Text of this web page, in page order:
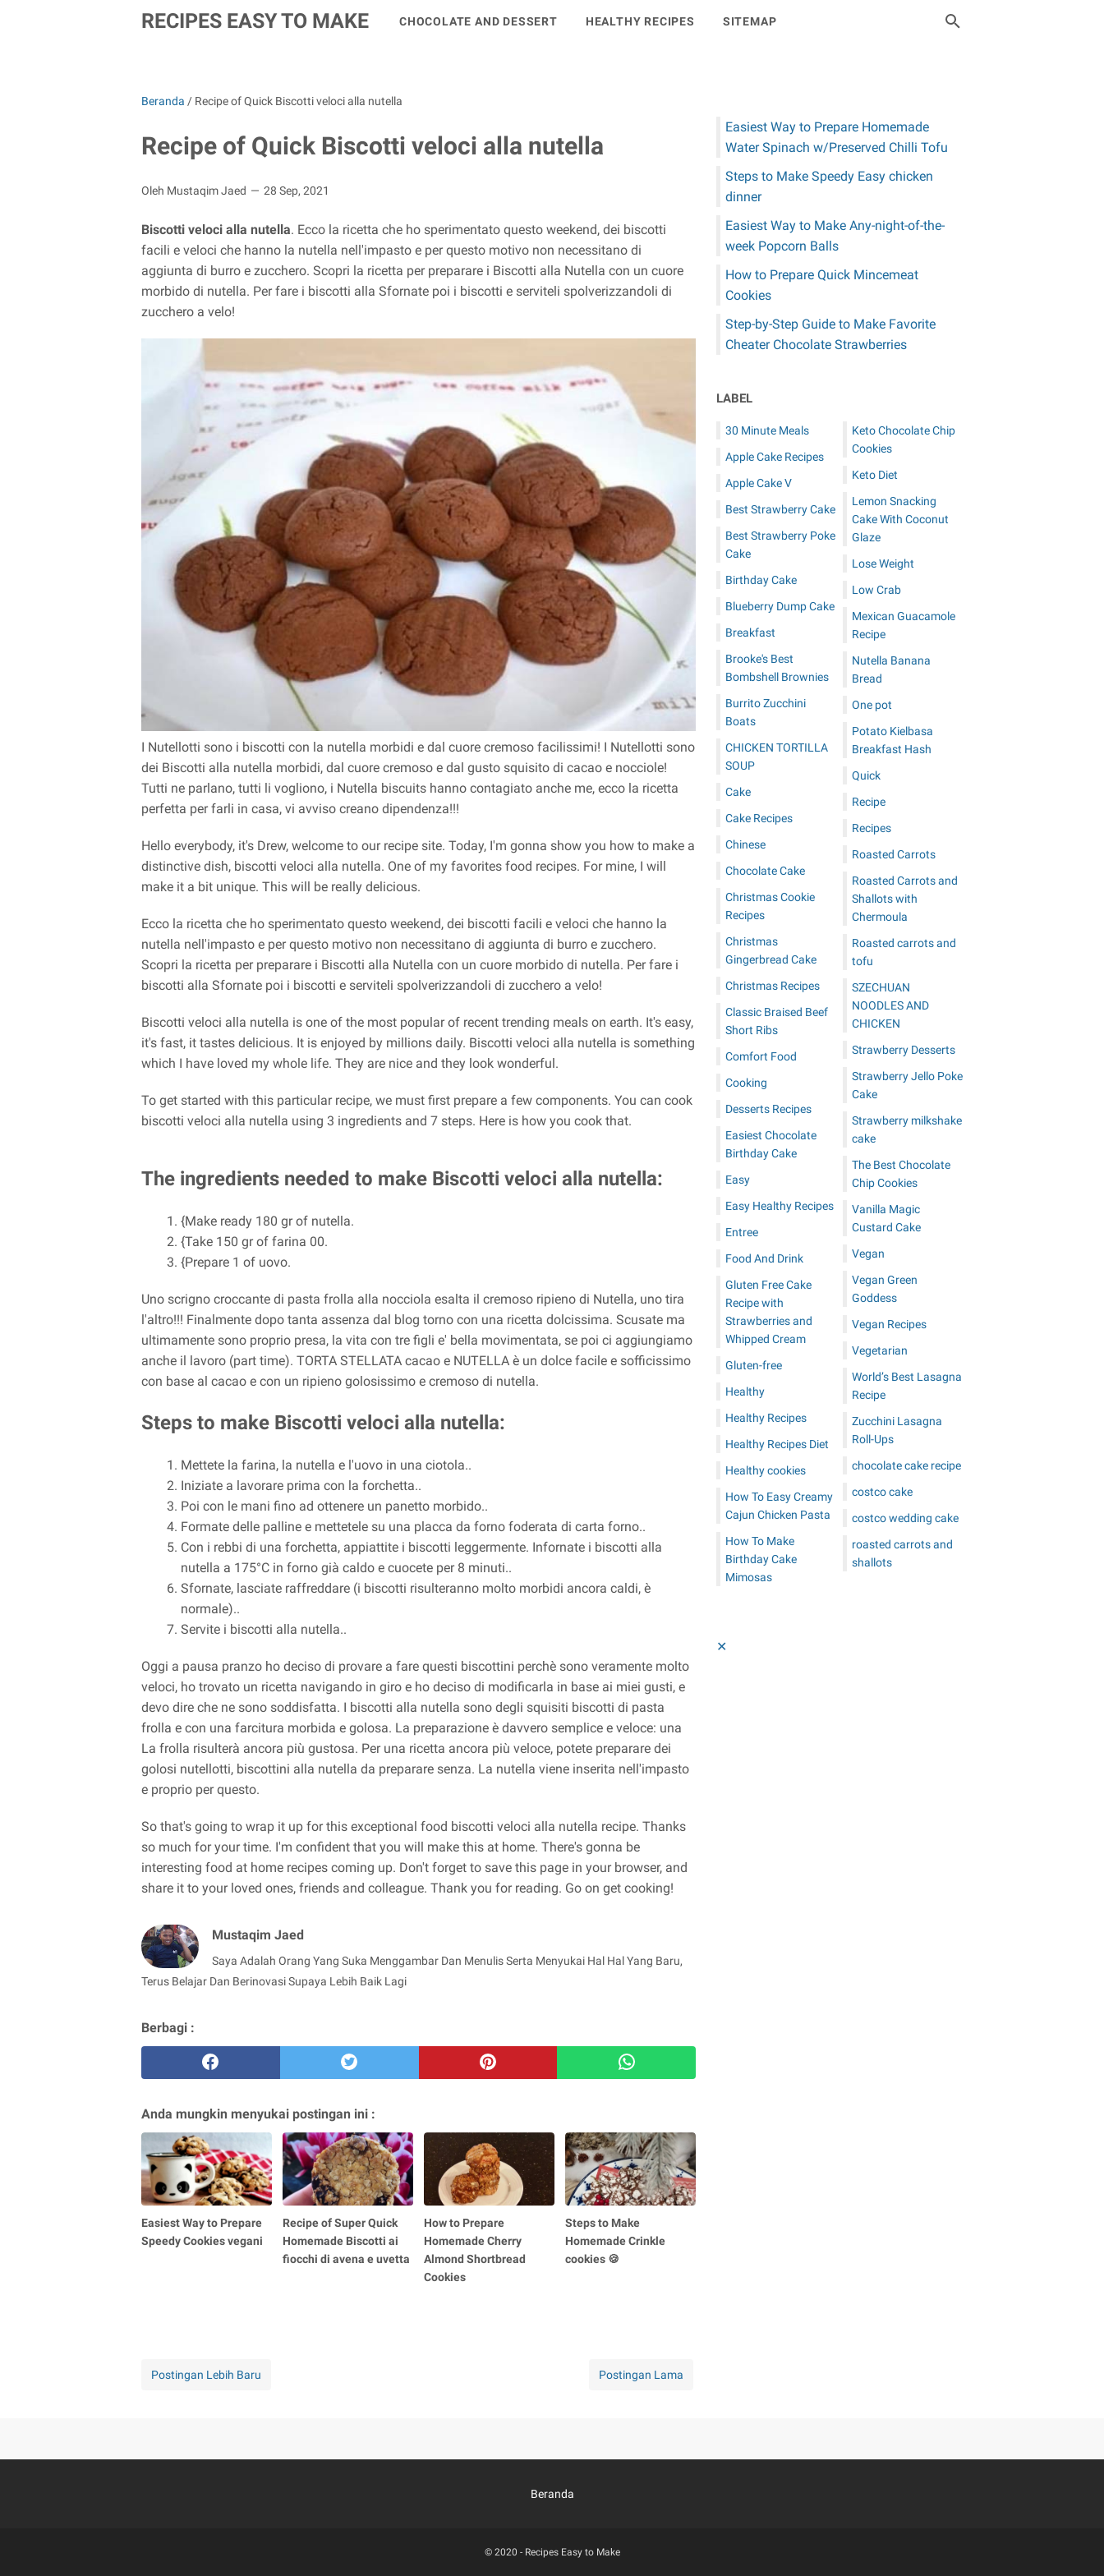
RECIPES EASY TO MAKE CHOCOLATE AND DESSERT HEALTHY RECIPES SITEMAP
Beranda / Recipe of Quick Biscotti veloci alla nutella
Recipe of Quick Biscotti veloci alla nutella
Oleh Mustaqim Jaed 28 Sep, 2021
Biscotti veloci alla nutella. Ecco la ricetta che ho sperimentato questo weekend, dei biscotti
facili e veloci che hanno la nutella nell'impasto e per questo motivo non necessitano di
aggiunta di burro e zucchero. Scopri la ricetta per preparare i Biscotti alla Nutella con un cuore
morbido di nutella. Per fare i biscotti alla Sfornate poi i biscotti e serviteli spolverizzandoli di
zucchero a velo!
I Nutellotti sono i biscotti con la nutella morbidi e dal cuore cremoso facilissimi! I Nutellotti sono
dei Biscotti alla nutella morbidi, dal cuore cremoso e dal gusto squisito di cacao e nocciole!
Tutti ne parlano, tutti li vogliono, i Nutella biscuits hanno contagiato anche me, ecco la ricetta
perfetta per farli in casa, vi avviso creano dipendenza!!!
Hello everybody, it's Drew, welcome to our recipe site. Today, I'm gonna show you how to make a
distinctive dish, biscotti veloci alla nutella. One of my favorites food recipes. For mine, I will
make it a bit unique. This will be really delicious.
Ecco la ricetta che ho sperimentato questo weekend, dei biscotti facili e veloci che hanno la
nutella nell'impasto e per questo motivo non necessitano di aggiunta di burro e zucchero.
Scopri la ricetta per preparare i Biscotti alla Nutella con un cuore morbido di nutella. Per fare i
biscotti alla Sfornate poi i biscotti e serviteli spolverizzandoli di zucchero a velo!
Biscotti veloci alla nutella is one of the most popular of recent trending meals on earth. It's easy,
it's fast, it tastes delicious. It is enjoyed by millions daily. Biscotti veloci alla nutella is something
which I have loved my whole life. They are nice and they look wonderful.
To get started with this particular recipe, we must first prepare a few components. You can cook
biscotti veloci alla nutella using 3 ingredients and 7 steps. Here is how you cook that.
The ingredients needed to make Biscotti veloci alla nutella:
{Make ready 180 gr of nutella.
{Take 150 gr of farina 00.
{Prepare 1 of uovo.
Uno scrigno croccante di pasta frolla alla nocciola esalta il cremoso ripieno di Nutella, uno tira
l'altro!!! Finalmente dopo tanta assenza dal blog torno con una ricetta dolcissima. Scusate ma
ultimamente sono proprio presa, la vita con tre figli e' bella movimentata, se poi ci aggiungiamo
anche il lavoro (part time). TORTA STELLATA cacao e NUTELLA è un dolce facile e sofficissimo
con base al cacao e con un ripieno golosissimo e cremoso di nutella.
Steps to make Biscotti veloci alla nutella:
Mettete la farina, la nutella e l'uovo in una ciotola..
Iniziate a lavorare prima con la forchetta..
Poi con le mani fino ad ottenere un panetto morbido..
Formate delle palline e mettetele su una placca da forno foderata di carta forno..
Con i rebbi di una forchetta, appiattite i biscotti leggermente. Infornate i biscotti alla
nutella a 175°C in forno già caldo e cuocete per 8 minuti..
Sfornate, lasciate raffreddare (i biscotti risulteranno molto morbidi ancora caldi, è
normale)..
Servite i biscotti alla nutella..
Oggi a pausa pranzo ho deciso di provare a fare questi biscottini perchè sono veramente molto
veloci, ho trovato un ricetta navigando in giro e ho deciso di modificarla in base ai miei gusti, e
devo dire che ne sono soddisfatta. I biscotti alla nutella sono degli squisiti biscotti di pasta
frolla e con una farcitura morbida e golosa. La preparazione è davvero semplice e veloce: una
La frolla risulterà ancora più gustosa. Per una ricetta ancora più veloce, potete preparare dei
golosi nutellotti, biscottini alla nutella da preparare senza. La nutella viene inserita nell'impasto
e proprio per questo.
So that's going to wrap it up for this exceptional food biscotti veloci alla nutella recipe. Thanks
so much for your time. I'm confident that you will make this at home. There's gonna be
interesting food at home recipes coming up. Don't forget to save this page in your browser, and
share it to your loved ones, friends and colleague. Thank you for reading. Go on get cooking!
Mustaqim Jaed
Saya Adalah Orang Yang Suka Menggambar Dan Menulis Serta Menyukai Hal Hal Yang Baru,
Terus Belajar Dan Berinovasi Supaya Lebih Baik Lagi
Berbagi :
Anda mungkin menyukai postingan ini :
Easiest Way to Prepare
Speedy Cookies vegani
Recipe of Super Quick
Homemade Biscotti ai
fiocchi di avena e uvetta
How to Prepare
Homemade Cherry
Almond Shortbread
Cookies
Steps to Make
Homemade Crinkle
cookies 🍪
Postingan Lebih Baru Postingan Lama
Easiest Way to Prepare Homemade
Water Spinach w/Preserved Chilli Tofu
Steps to Make Speedy Easy chicken
dinner
Easiest Way to Make Any-night-of-the-
week Popcorn Balls
How to Prepare Quick Mincemeat
Cookies
Step-by-Step Guide to Make Favorite
Cheater Chocolate Strawberries
LABEL
30 Minute Meals
Apple Cake Recipes
Apple Cake V
Best Strawberry Cake
Best Strawberry Poke
Cake
Birthday Cake
Blueberry Dump Cake
Breakfast
Brooke's Best
Bombshell Brownies
Burrito Zucchini
Boats
CHICKEN TORTILLA
SOUP
Cake
Cake Recipes
Chinese
Chocolate Cake
Christmas Cookie
Recipes
Christmas
Gingerbread Cake
Christmas Recipes
Classic Braised Beef
Short Ribs
Comfort Food
Cooking
Desserts Recipes
Easiest Chocolate
Birthday Cake
Easy
Easy Healthy Recipes
Entree
Food And Drink
Gluten Free Cake
Recipe with
Strawberries and
Whipped Cream
Gluten-free
Healthy
Healthy Recipes
Healthy Recipes Diet
Healthy cookies
How To Easy Creamy
Cajun Chicken Pasta
How To Make
Birthday Cake
Mimosas
Keto Chocolate Chip
Cookies
Keto Diet
Lemon Snacking
Cake With Coconut
Glaze
Lose Weight
Low Crab
Mexican Guacamole
Recipe
Nutella Banana
Bread
One pot
Potato Kielbasa
Breakfast Hash
Quick
Recipe
Recipes
Roasted Carrots
Roasted Carrots and
Shallots with
Chermoula
Roasted carrots and
tofu
SZECHUAN
NOODLES AND
CHICKEN
Strawberry Desserts
Strawberry Jello Poke
Cake
Strawberry milkshake
cake
The Best Chocolate
Chip Cookies
Vanilla Magic
Custard Cake
Vegan
Vegan Green
Goddess
Vegan Recipes
Vegetarian
World’s Best Lasagna
Recipe
Zucchini Lasagna
Roll-Ups
chocolate cake recipe
costco cake
costco wedding cake
roasted carrots and
shallots
✕
Beranda
© 2020 - Recipes Easy to Make